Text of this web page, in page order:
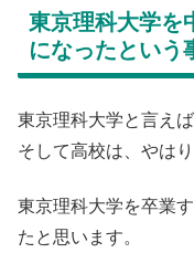
東京理科大学を
になったという
東京理科大学と言え
そして高校は、やは
東京理科大学を卒業
たと思います。